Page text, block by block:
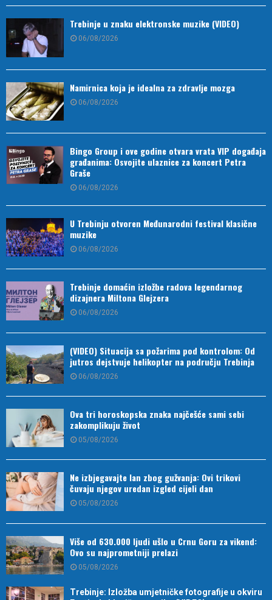
Trebinje u znaku elektronske muzike (VIDEO)
06/08/2026
Namirnica koja je idealna za zdravlje mozga
06/08/2026
Bingo Group i ove godine otvara vrata VIP događaja
građanima: Osvojite ulaznice za koncert Petra
Graše
06/08/2026
U Trebinju otvoren Međunarodni festival klasične
muzike
06/08/2026
Trebinje domaćin izložbe radova legendarnog
dizajnera Miltona Glejzera
06/08/2026
(VIDEO) Situacija sa požarima pod kontrolom: Od
jutros dejstvuje helikopter na području Trebinja
06/08/2026
Ova tri horoskopska znaka najčešće sami sebi
zakomplikuju život
05/08/2026
Ne izbjegavajte lan zbog gužvanja: Ovi trikovi
čuvaju njegov uredan izgled cijeli dan
05/08/2026
Više od 630.000 ljudi ušlo u Crnu Goru za vikend:
Ovo su najprometniji prelazi
05/08/2026
Trebinje: Izložba umjetničke fotografije u okviru